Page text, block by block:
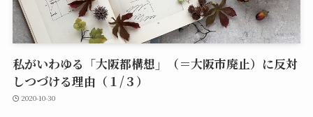
私がいわゆる「大阪都構想」（＝大阪市廃止）に反対
しつづける理由（１/３）
2020-10-30